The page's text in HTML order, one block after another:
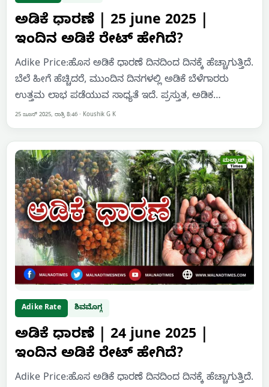
ಅಡಿಕೆ ಧಾರಣೆ | 25 june 2025 |
ಇಂದಿನ ಅಡಿಕೆ ರೇಟ್‌ ಹೇಗಿದೆ?
Adike Price:ಹೊಸ ಅಡಿಕೆ ಧಾರಣೆ ದಿನದಿಂದ ದಿನಕ್ಕೆ ಹೆಚ್ಚಾಗುತ್ತಿದೆ.
ಬೆಲೆ ಹೀಗೆ ಹೆಚ್ಚಿದರೆ, ಮುಂದಿನ ದಿನಗಳಲ್ಲಿ ಅಡಿಕೆ ಬೆಳೆಗಾರರು
ಉತ್ತಮ ಲಾಭ ಪಡೆಯುವ ಸಾಧ್ಯತೆ ಇದೆ. ಪ್ರಸ್ತುತ, ಅಡಿಕ…
25 ಜೂನ್ 2025, ರಾತ್ರಿ 8:46 · Koushik G K
Adike Rate ಶಿವಮೊಗ್ಗ
ಅಡಿಕೆ ಧಾರಣೆ | 24 june 2025 |
ಇಂದಿನ ಅಡಿಕೆ ರೇಟ್‌ ಹೇಗಿದೆ?
Adike Price:ಹೊಸ ಅಡಿಕೆ ಧಾರಣೆ ದಿನದಿಂದ ದಿನಕ್ಕೆ ಹೆಚ್ಚಾಗುತ್ತಿದೆ.